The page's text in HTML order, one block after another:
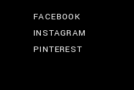
FACEBOOK
INSTAGRAM
PINTEREST